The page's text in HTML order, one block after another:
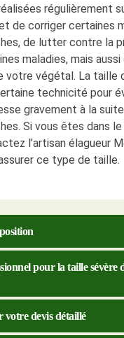
régulièrement
de corriger certaines
de lutter contre la
maladies, mais
votre végétal. La taille
technicité pour
gravement à la
Si vous êtes dans
l’artisan élagueur
ce type de taille.
pour la taille sévère
votre devis détaillé